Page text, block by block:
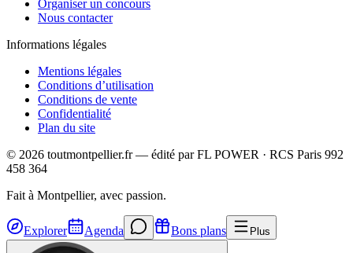
Organiser un concours
Nous contacter
Informations légales
Mentions légales
Conditions d’utilisation
Conditions de vente
Confidentialité
Plan du site
© 2026 toutmontpellier.fr — édité parFL POWER · RCS Paris 992
458 364
Fait à Montpellier, avec passion.
Explorer Agenda Bons plans Plus